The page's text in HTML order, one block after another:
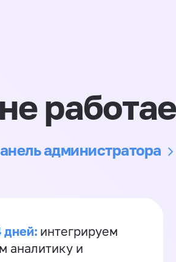
администратора
дней: интегрируем
аналитику и